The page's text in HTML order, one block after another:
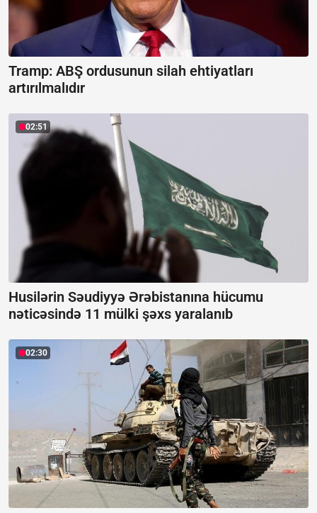
Tramp: ABŞ ordusunun silah ehtiyatları
artırılmalıdır
02:51
Husilərin Səudiyyə Ərəbistanına hücumu
nəticəsində 11 mülki şəxs yaralanıb
02:30